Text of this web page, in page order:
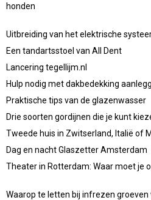
honden
Uitbreiding van het elektrische
Een tandartsstoel van All Dent
Lancering tegellijm.nl
Hulp nodig met dakbedekking
Praktische tips van de glazenwasser
Drie soorten gordijnen die je kunt
Tweede huis in Zwitserland, Italië of
Dag en nacht Glaszetter Amsterdam
Theater in Rotterdam: Waar moet je
Waarop te letten bij infrezen groeven